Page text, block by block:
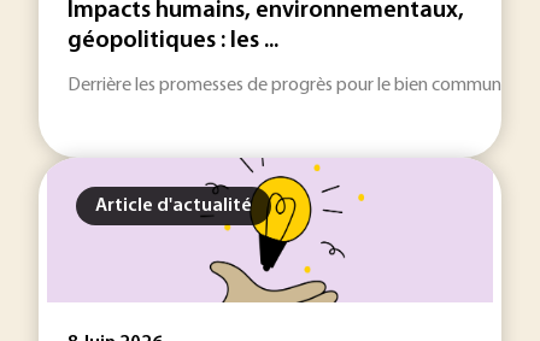
Impacts humains, environnementaux,
géopolitiques : les ...
Derrière les promesses de progrès pour le bien commun,
Article d'actualité